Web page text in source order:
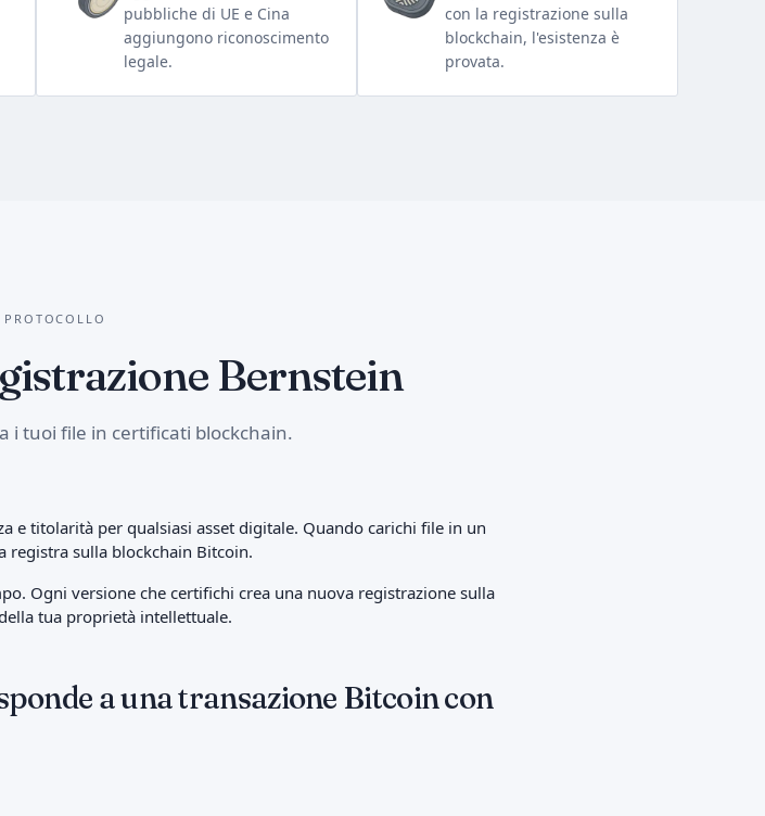
pubbliche di UE e Cina
aggiungono riconoscimento
legale.
con la registrazione sulla
blockchain, l'esistenza è
provata.
PROTOCOLLO
Bernstein
i tuoi file in certificati blockchain.
e titolarità per qualsiasi asset digitale. Quando carichi file in un
registra sulla blockchain Bitcoin.
Ogni versione che certifichi crea una nuova registrazione sulla
tua proprietà intellettuale.
a una transazione Bitcoin con